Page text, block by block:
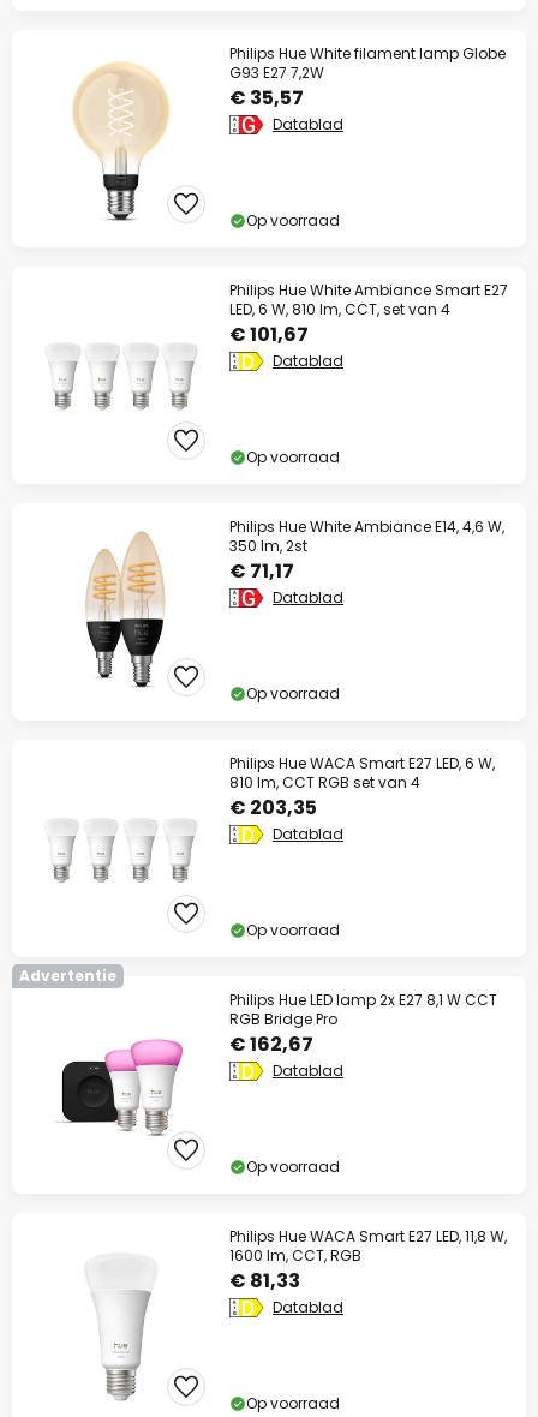
Philips Hue White filament lamp Globe
G93 E27 7,2W
€ 35,57
Datablad
Op voorraad
Philips Hue White Ambiance Smart E27
LED, 6 W, 810 lm, CCT, set van 4
€ 101,67
Datablad
Op voorraad
Philips Hue White Ambiance E14, 4,6 W,
350 lm, 2st
€ 71,17
Datablad
Op voorraad
Philips Hue WACA Smart E27 LED, 6 W,
810 lm, CCT RGB set van 4
€ 203,35
Datablad
Op voorraad
Advertentie
Philips Hue LED lamp 2x E27 8,1 W CCT
RGB Bridge Pro
€ 162,67
Datablad
Op voorraad
Philips Hue WACA Smart E27 LED, 11,8 W,
1600 lm, CCT, RGB
€ 81,33
Datablad
Op voorraad